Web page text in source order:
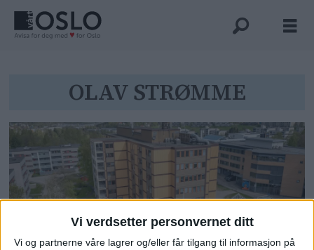
Vi verdsetter personvernet ditt
Vi og partnerne våre lagrer og/eller får tilgang til informasjon på
olav
strømme
OLAV STRØMME